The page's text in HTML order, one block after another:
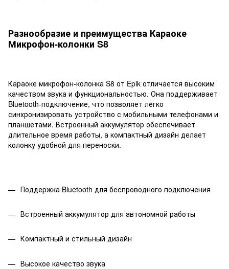
Разнообразие и преимущества Караоке
Микрофон-колонки S8
Караоке микрофон-колонка S8 от Epik отличается высоким
качеством звука и функциональностью. Она поддерживает
Bluetooth-подключение, что позволяет легко
синхронизировать устройство с мобильными телефонами и
планшетами. Встроенный аккумулятор обеспечивает
длительное время работы, а компактный дизайн делает
колонку удобной для переноски.
Поддержка Bluetooth для беспроводного подключения
Встроенный аккумулятор для автономной работы
Компактный и стильный дизайн
Высокое качество звука